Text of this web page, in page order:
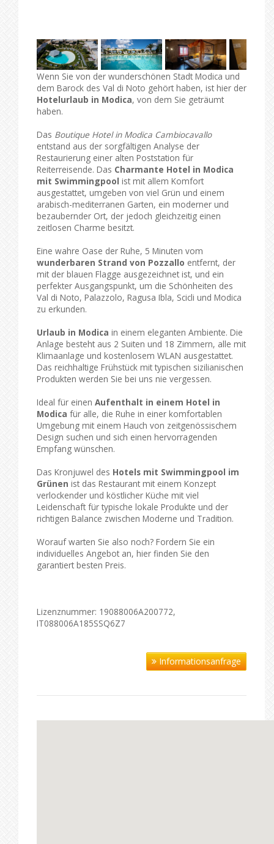
Wenn Sie von der wunderschönen Stadt Modica und
dem Barock des Val di Noto gehört haben, ist hier der
Hotelurlaub in Modica, von dem Sie geträumt
haben.
Das Boutique Hotel in Modica Cambiocavallo
entstand aus der sorgfältigen Analyse der
Restaurierung einer alten Poststation für
Reiterreisende. Das Charmante Hotel in Modica
mit Swimmingpool ist mit allem Komfort
ausgestattet, umgeben von viel Grün und einem
arabisch-mediterranen Garten, ein moderner und
bezaubernder Ort, der jedoch gleichzeitig einen
zeitlosen Charme besitzt.
Eine wahre Oase der Ruhe, 5 Minuten vom
wunderbaren Strand von Pozzallo entfernt, der
mit der blauen Flagge ausgezeichnet ist, und ein
perfekter Ausgangspunkt, um die Schönheiten des
Val di Noto, Palazzolo, Ragusa Ibla, Scicli und Modica
zu erkunden.
Urlaub in Modica in einem eleganten Ambiente. Die
Anlage besteht aus 2 Suiten und 18 Zimmern, alle mit
Klimaanlage und kostenlosem WLAN ausgestattet.
Das reichhaltige Frühstück mit typischen sizilianischen
Produkten werden Sie bei uns nie vergessen.
Ideal für einen Aufenthalt in einem Hotel in
Modica für alle, die Ruhe in einer komfortablen
Umgebung mit einem Hauch von zeitgenössischem
Design suchen und sich einen hervorragenden
Empfang wünschen.
Das Kronjuwel des Hotels mit Swimmingpool im
Grünen ist das Restaurant mit einem Konzept
verlockender und köstlicher Küche mit viel
Leidenschaft für typische lokale Produkte und der
richtigen Balance zwischen Moderne und Tradition.
Worauf warten Sie also noch? Fordern Sie ein
individuelles Angebot an, hier finden Sie den
garantiert besten Preis.
Lizenznummer: 19088006A200772,
IT088006A185SSQ6Z7
Informationsanfrage